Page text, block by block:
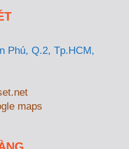
Phú, Q.2, Tp.HCM,
maps